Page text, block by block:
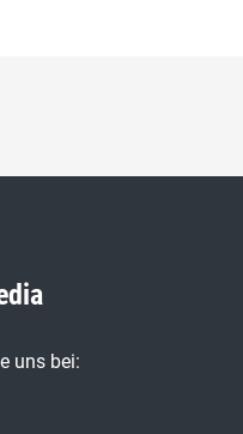
uns bei: